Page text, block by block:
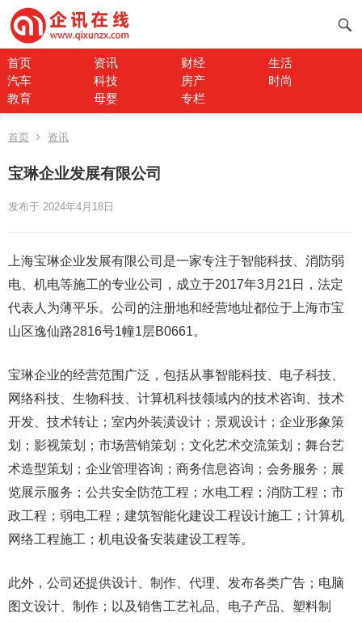
首页 资讯 财经
生活
汽车
科技 房产
时尚
教育
母婴 专栏
首页 资讯
宝琳企业发展有限公司
发布于 2024年4月18日
上海宝琳企业发展有限公司是一家专注于智能科技、消防弱
电、机电等施工的专业公司，成立于2017年3月21日，法定
代表人为薄平乐。公司的注册地和经营地址都位于上海市宝
山区逸仙路2816号1幢1层B0661。
宝琳企业的经营范围广泛，包括从事智能科技、电子科技、
网络科技、生物科技、计算机科技领域内的技术咨询、技术
开发、技术转让；室内外装潢设计；景观设计；企业形象策
划；影视策划；市场营销策划；文化艺术交流策划；舞台艺
术造型策划；企业管理咨询；商务信息咨询；会务服务；展
览展示服务；公共安全防范工程；水电工程；消防工程；市
政工程；弱电工程；建筑智能化建设工程设计施工；计算机
网络工程施工；机电设备安装建设工程等。
此外，公司还提供设计、制作、代理、发布各类广告；电脑
图文设计、制作；以及销售工艺礼品、电子产品、塑料制